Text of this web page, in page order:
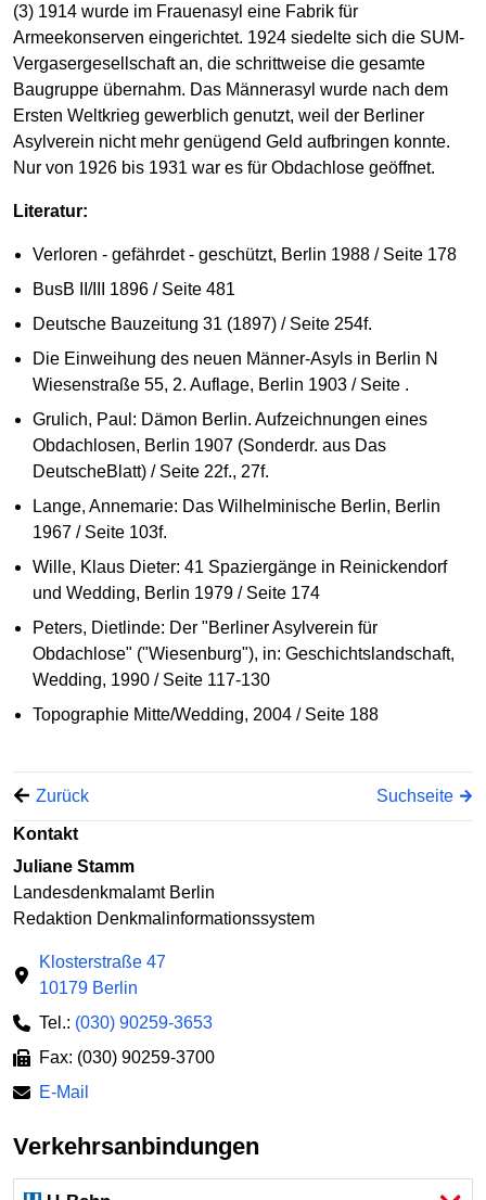
(3) 1914 wurde im Frauenasyl eine Fabrik für
Armeekonserven eingerichtet. 1924 siedelte sich die SUM-
Vergasergesellschaft an, die schrittweise die gesamte
Baugruppe übernahm. Das Männerasyl wurde nach dem
Ersten Weltkrieg gewerblich genutzt, weil der Berliner
Asylverein nicht mehr genügend Geld aufbringen konnte.
Nur von 1926 bis 1931 war es für Obdachlose geöffnet.
Literatur:
Verloren - gefährdet - geschützt, Berlin 1988 / Seite 178
BusB II/III 1896 / Seite 481
Deutsche Bauzeitung 31 (1897) / Seite 254f.
Die Einweihung des neuen Männer-Asyls in Berlin N
Wiesenstraße 55, 2. Auflage, Berlin 1903 / Seite .
Grulich, Paul: Dämon Berlin. Aufzeichnungen eines
Obdachlosen, Berlin 1907 (Sonderdr. aus Das
DeutscheBlatt) / Seite 22f., 27f.
Lange, Annemarie: Das Wilhelminische Berlin, Berlin
1967 / Seite 103f.
Wille, Klaus Dieter: 41 Spaziergänge in Reinickendorf
und Wedding, Berlin 1979 / Seite 174
Peters, Dietlinde: Der "Berliner Asylverein für
Obdachlose" ("Wiesenburg"), in: Geschichtslandschaft,
Wedding, 1990 / Seite 117-130
Topographie Mitte/Wedding, 2004 / Seite 188
Zurück Suchseite
Kontakt
Juliane Stamm
Landesdenkmalamt Berlin
Redaktion Denkmalinformationssystem
Klosterstraße 47
10179 Berlin
Tel.: (030) 90259-3653
Fax: (030) 90259-3700
E-Mail
Verkehrsanbindungen